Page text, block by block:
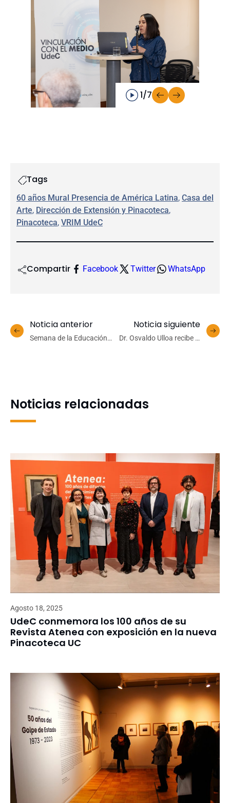
1/7
Tags
60 años Mural Presencia de América Latina, Casa del
Arte, Dirección de Extensión y Pinacoteca
Pinacoteca, VRIM UdeC
Compartir Facebook Twitter WhatsApp
Noticia anterior
Semana de la Educación
Noticia siguiente
Dr. Osvaldo Ulloa recibe el
Noticias relacionadas
Agosto 18, 2025
UdeC conmemora los 100 años de su
Revista Atenea con exposición en la nueva
Pinacoteca UC